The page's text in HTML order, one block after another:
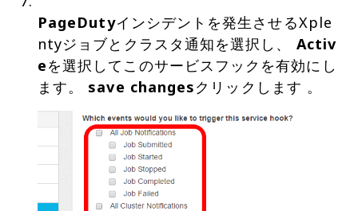
PageDutyインシデントを発生させるXple
ntyジョブとクラスタ通知を選択し、 Activ
eを選択してこのサービスフックを有効にし
ます。 save changes